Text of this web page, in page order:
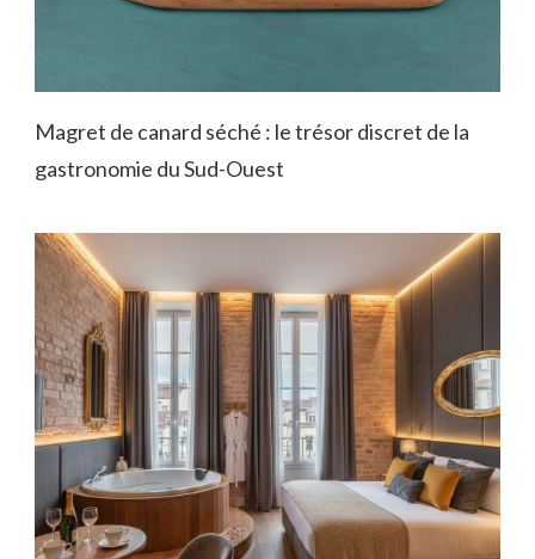
Magret de canard séché : le trésor discret de la
gastronomie du Sud-Ouest